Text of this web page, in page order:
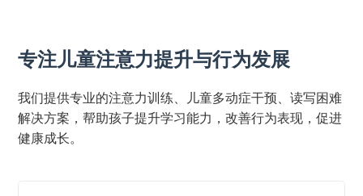
专注儿童注意力提升与行为发展
我们提供专业的注意力训练、儿童多动症干预、读写困难
解决方案，帮助孩子提升学习能力，改善行为表现，促进
健康成长。